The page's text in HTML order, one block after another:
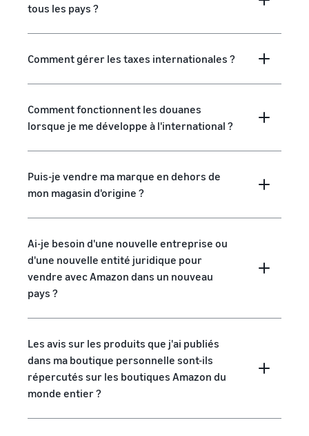
tous les pays ?
Comment gérer les taxes internationales ?
Comment fonctionnent les douanes
lorsque je me développe à l'international ?
Puis-je vendre ma marque en dehors de
mon magasin d'origine ?
Ai-je besoin d'une nouvelle entreprise ou
d'une nouvelle entité juridique pour
vendre avec Amazon dans un nouveau
pays ?
Les avis sur les produits que j'ai publiés
dans ma boutique personnelle sont-ils
répercutés sur les boutiques Amazon du
monde entier ?